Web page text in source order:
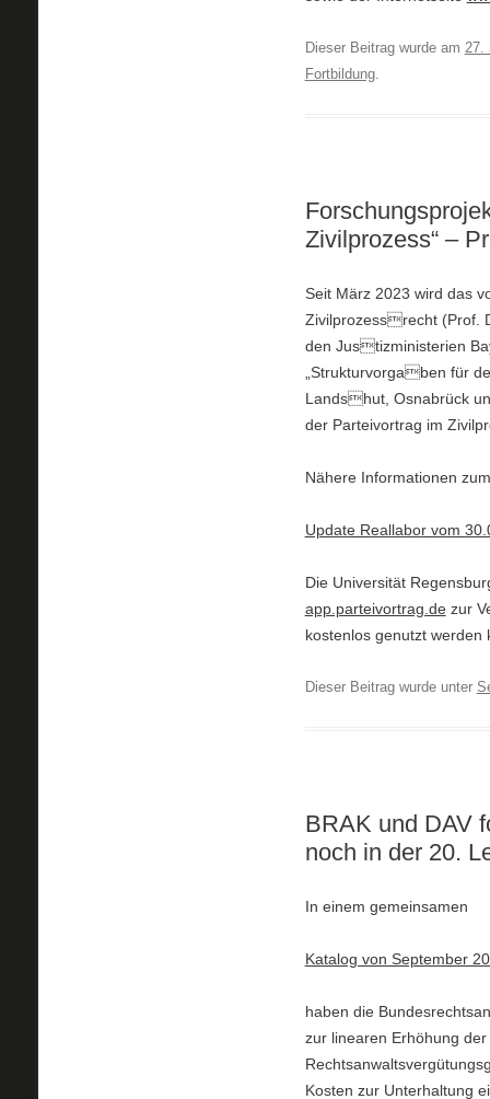
Dieser Beitrag wurde am 27.
Fortbildung.
Zivilprozess“ –
Seit März 2023 wird das
Zivilprozessrecht (Prof.
den Justizministerien
„Strukturvorgaben für
Landshut, Osnabrück
der Parteivortrag im
Nähere Informationen
Update Reallabor vom
Die Universität
app.parteivortrag.dezur
kostenlos genutzt
Dieser Beitrag wurde unter
BRAK und DAV
noch in der 20.
In einem gemeinsamen
Katalog von September
haben die
zur linearen Erhöhung
Kosten zur Unterhaltung